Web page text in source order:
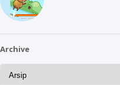
Archive